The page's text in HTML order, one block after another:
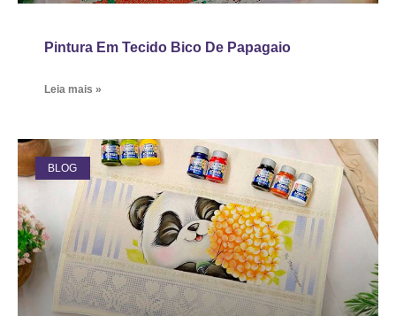
Pintura Em Tecido Bico De Papagaio
Leia mais »
BLOG